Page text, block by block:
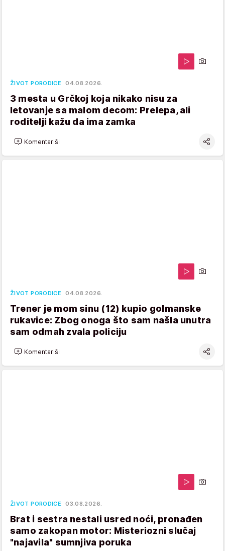
ŽIVOT PORODICE 04.08.2026.
3 mesta u Grčkoj koja nikako nisu za
letovanje sa malom decom: Prelepa, ali
roditelji kažu da ima zamka
Komentariši
ŽIVOT PORODICE 04.08.2026.
Trener je mom sinu (12) kupio golmanske
rukavice: Zbog onoga što sam našla unutra
sam odmah zvala policiju
Komentariši
ŽIVOT PORODICE 03.08.2026.
Brat i sestra nestali usred noći, pronađen
samo zakopan motor: Misteriozni slučaj
"najavila" sumnjiva poruka